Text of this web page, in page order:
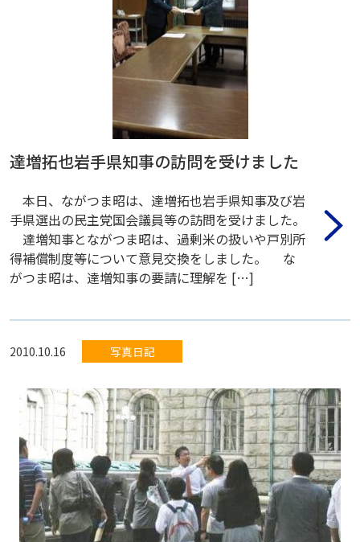
達増拓也岩手県知事の訪問を受けました
本日、ながつま昭は、達増拓也岩手県知事及び岩
手県選出の民主党国会議員等の訪問を受けました。
達増知事とながつま昭は、過剰米の扱いや戸別所
得補償制度等について意見交換をしました。 な
がつま昭は、達増知事の要請に理解を […]
2010.10.16 写真日記